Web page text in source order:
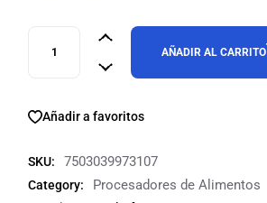
AÑADIR AL CARRITO
Añadir a favoritos
SKU: 7503039973107
Category:
Procesadores de Alimentos